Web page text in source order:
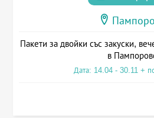
Пакети за двойки със закуски,
в
Дата: 14.04 - 30.11 +